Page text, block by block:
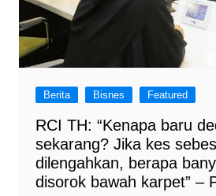
Berita Bisnes Featured
RCI TH: “Kenapa baru
sekarang? Jika kes
dilengahkan, berapa
disorok bawah karpet” –